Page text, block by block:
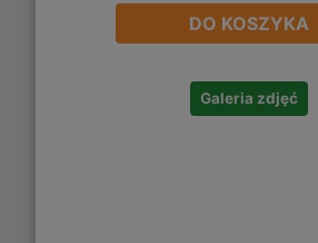
DO KOSZYKA
Galeria zdjęć